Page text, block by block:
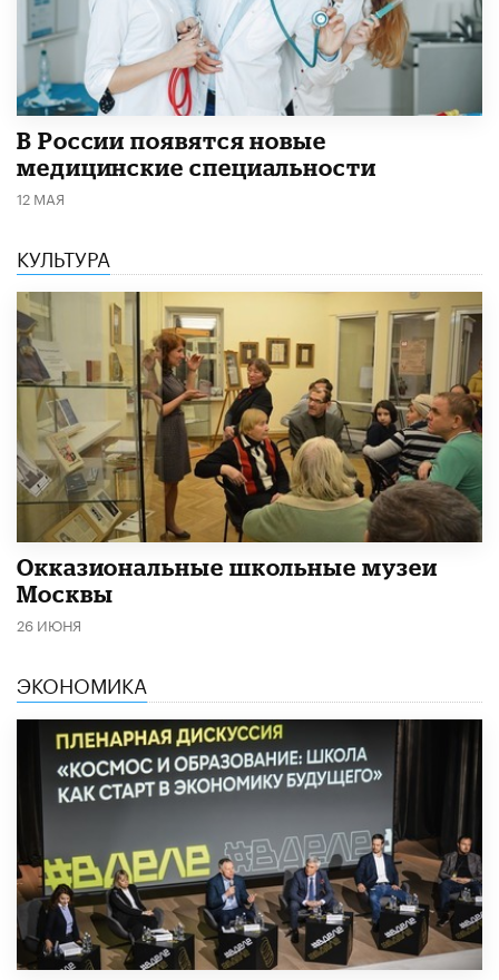
В России появятся новые
медицинские специальности
12 МАЯ
КУЛЬТУРА
​Окказиональные школьные музеи
Москвы
26 ИЮНЯ
ЭКОНОМИКА